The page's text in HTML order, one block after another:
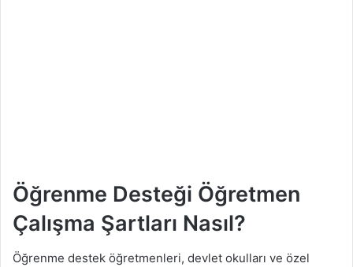
Öğrenme Desteği Öğretmen
Çalışma Şartları Nasıl?
Öğrenme destek öğretmenleri, devlet okulları ve özel